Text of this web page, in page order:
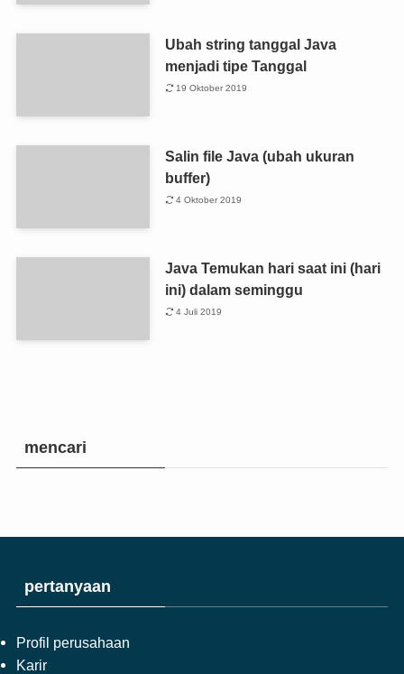
Ubah string tanggal Java
menjadi tipe Tanggal
19 Oktober 2019
Salin file Java (ubah ukuran
buffer)
4 Oktober 2019
Java Temukan hari saat ini (hari
ini) dalam seminggu
4 Juli 2019
mencari
pertanyaan
Profil perusahaan
Karir